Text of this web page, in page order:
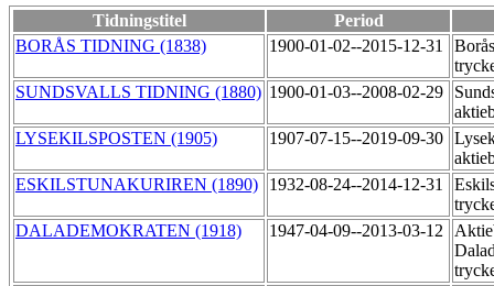
Tidningstitel
Period
BORÅS TIDNING (1838)
1900-01-02--2015-12-31
SUNDSVALLS TIDNING (1880) 1900-01-03--2008-02-29
LYSEKILSPOSTEN (1905)
1907-07-15--2019-09-30
ESKILSTUNAKURIREN (1890)
1932-08-24--2014-12-31
DALADEMOKRATEN (1918)
1947-04-09--2013-03-12